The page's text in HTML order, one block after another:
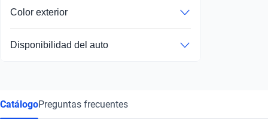
Color exterior
Disponibilidad del auto
CatálogoPreguntas frecuentes